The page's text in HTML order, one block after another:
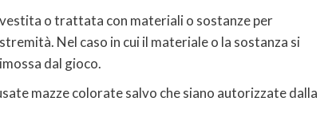
o trattata con materiali o sostanze per
Nel caso in cui il materiale o la sostanza si
dal gioco.
mazze colorate salvo che siano autorizzate dalla